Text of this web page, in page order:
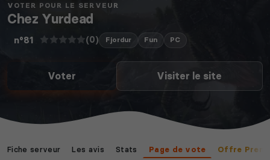
VOTER POUR LE SERVEUR
Chez Yurdead
n°81 (0) Fjordur Fun PC
Voter Visiter le site
Fiche serveur Les avis Stats Page de vote Offre